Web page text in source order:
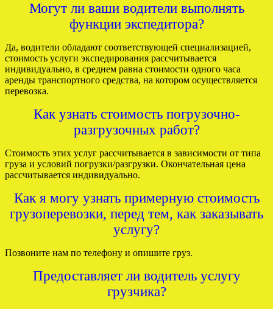
Могут ли ваши водители выполнять
функции экспедитора?
Да, водители обладают соответствующей специализацией,
стоимость услуги экспедирования рассчитывается
индивидуально, в среднем равна стоимости одного часа
аренды транспортного средства, на котором осуществляется
перевозка.
Как узнать стоимость погрузочно-
разгрузочных работ?
Стоимость этих услуг рассчитывается в зависимости от типа
груза и условий погрузки/разгрузки. Окончательная цена
рассчитывается индивидуально.
Как я могу узнать примерную стоимость
грузоперевозки, перед тем, как заказывать
услугу?
Позвоните нам по телефону и опишите груз.
Предоставляет ли водитель услугу
грузчика?